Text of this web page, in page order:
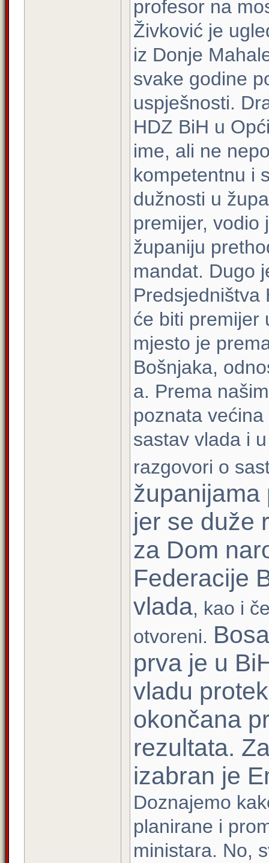
profesor na
Živković je
iz Donje
svake godine
uspješnosti.
HDZ BiH u
ime, ali ne
kompetentnu i
dužnosti u
premijer, vodio
županiju
mandat. Dugo
Predsjedništva
će biti premijer
mjesto je
Bošnjaka,
a. Prema
poznata
sastav vlada i
razgovori o
županijama
jer se duže
za Dom
Federacije
vlada, kao i
otvoreni.
prva je u
vladu
okončana
rezultata.
izabran je
Doznajemo
planirane i
ministara. No,